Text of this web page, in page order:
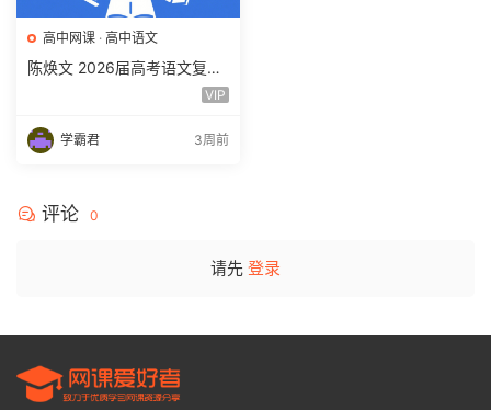
高中网课 · 高中语文
陈焕文 2026届高考语文复习
网课 高三语文 一二三轮视频
VIP
学霸君 3周前
评论 0
请先 登录